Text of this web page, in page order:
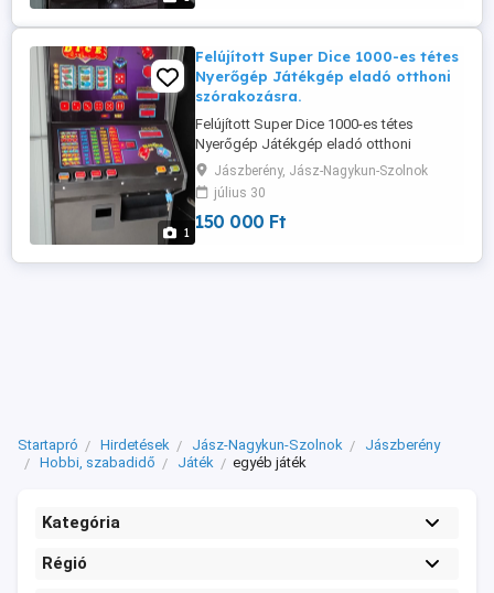
1
Felújított Super Dice 1000-es tétes
Nyerőgép Játékgép eladó otthoni
szórakozásra.
Felújított Super Dice 1000-es tétes
Nyerőgép Játékgép eladó otthoni
szórakozásra. Érmét elfogad visszaad.
Jászberény, Jász-Nagykun-Szolnok
július 30
150 000 Ft
Startapró Hirdetések Jász-Nagykun-Szolnok
Jászberény
Hobbi, szabadidő
Játék egyéb játék
Kategória
Régió